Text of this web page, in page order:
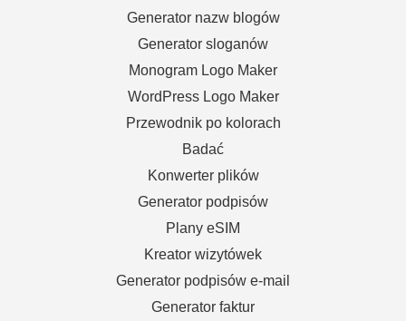
Generator nazw blogów
Generator sloganów
Monogram Logo Maker
WordPress Logo Maker
Przewodnik po kolorach
Badać
Konwerter plików
Generator podpisów
Plany eSIM
Kreator wizytówek
Generator podpisów e-mail
Generator faktur